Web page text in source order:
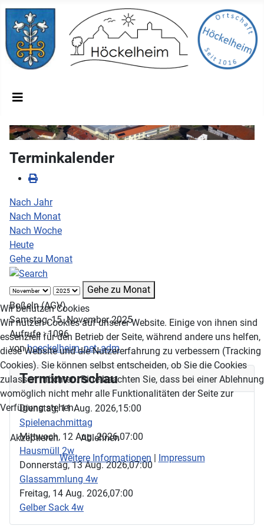
Terminkalender
Nach Jahr
Nach Monat
Nach Woche
Heute
Gehe zu Monat
Gehe zu Monat
Boßeln (AGV)
Samstag, 15. November 2025
Aufrufe : 1096
vonhoeckelheim_net_adm
Terminvorschau
Dienstag, 11 Aug. 2026,15:00
Spielenachmittag
Mittwoch, 12 Aug. 2026,07:00
Hausmüll 2w
Donnerstag, 13 Aug. 2026,07:00
Glassammlung 4w
Freitag, 14 Aug. 2026,07:00
Gelber Sack 4w
Wir benutzen Cookies
Wir nutzen Cookies auf unserer Website. Einige von ihnen sind
essenziell für den Betrieb der Seite, während andere uns helfen,
diese Website und die Nutzererfahrung zu verbessern (Tracking
Cookies). Sie können selbst entscheiden, ob Sie die Cookies
zulassen möchten. Bitte beachten Sie, dass bei einer Ablehnung
womöglich nicht mehr alle Funktionalitäten der Seite zur
Verfügung stehen.
Akzeptieren
Ablehnen
Weitere Informationen | Impressum